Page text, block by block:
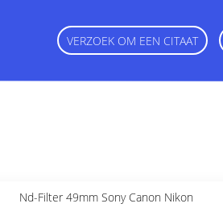
VERZOEK OM EEN CITAAT
Nd-Filter 49mm Sony Canon Nikon